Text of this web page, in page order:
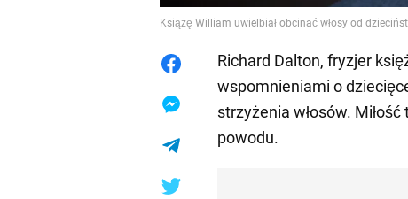
Książę William uwielbiał obcinać włosy od
Richard Dalton, fryzjer
wspomnieniami o
strzyżenia włosów.
powodu.